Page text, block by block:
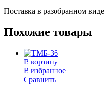
Поставка в разобранном виде
Похожие товары
В корзину
В избранное
Сравнить